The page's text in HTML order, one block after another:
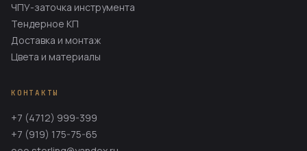
ЧПУ-заточка инструмента
Тендерное КП
Доставка и монтаж
Цвета и материалы
КОНТАКТЫ
+7 (4712) 999-399
+7 (919) 175-75-65